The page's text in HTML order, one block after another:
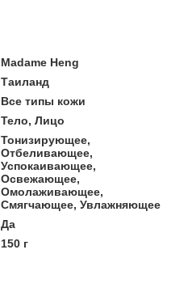
Madame Heng
Таиланд
Все типы кожи
Тело, Лицо
Тонизирующее,
Отбеливающее,
Успокаивающее,
Освежающее,
Омолаживающее,
Смягчающее, Увлажняющее
Да
150 г